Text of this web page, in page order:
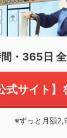
・365日
式サイト】
※ずっと月額